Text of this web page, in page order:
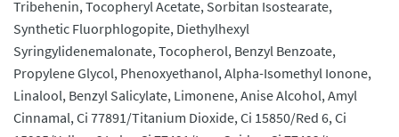
Tribehenin, Tocopheryl Acetate, Sorbitan Isostearate,
Synthetic Fluorphlogopite, Diethylhexyl
Syringylidenemalonate, Tocopherol, Benzyl Benzoate,
Propylene Glycol, Phenoxyethanol, Alpha-Isomethyl Ionone,
Linalool, Benzyl Salicylate, Limonene, Anise Alcohol, Amyl
Cinnamal, Ci 77891/Titanium Dioxide, Ci 15850/Red 6, Ci